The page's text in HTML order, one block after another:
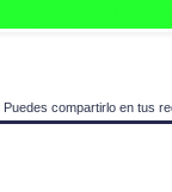
Puedes compartirlo en tus